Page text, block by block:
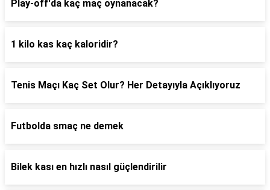
Play-off'da kaç maç oynanacak?
1 kilo kas kaç kaloridir?
Tenis Maçı Kaç Set Olur? Her Detayıyla Açıklıyoruz
Futbolda smaç ne demek
Bilek kası en hızlı nasıl güçlendirilir